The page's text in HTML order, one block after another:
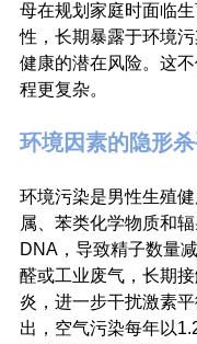
母在规划家庭时面临
性，长期暴露于环境
健康的潜在风险。这
程更复杂。
环境因素的隐形
环境污染是男性生殖
属、苯类化学物质和
DNA，导致精子数量
醛或工业废气，长期
炎，进一步干扰激素
出，空气污染每年以